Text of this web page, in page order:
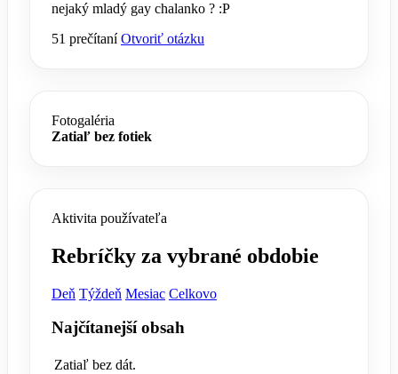
nejaký mladý gay chalanko ? :P
51 prečítaní Otvoriť otázku
Fotogaléria
Zatiaľ bez fotiek
Aktivita používateľa
Rebríčky za vybrané obdobie
Deň Týždeň Mesiac Celkovo
Najčítanejší obsah
Zatiaľ bez dát.